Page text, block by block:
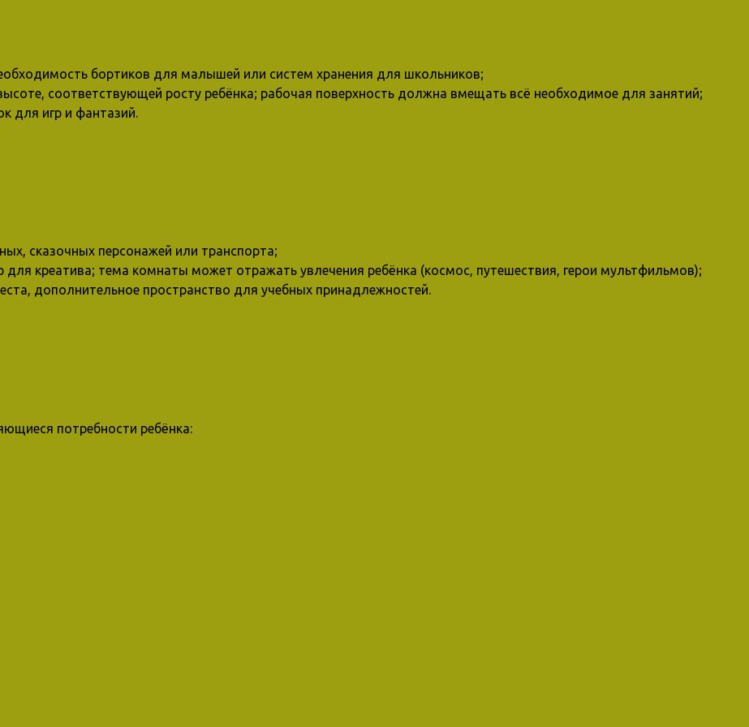
бортиков для малышей или систем хранения для школьников;
соответствующей росту ребёнка; рабочая поверхность должна вмещать всё необходимое для занятий;
для игр и фантазий.
сказочных персонажей или транспорта;
для креатива; тема комнаты может отражать увлечения ребёнка (космос, путешествия, герои мультфильмов);
дополнительное пространство для учебных принадлежностей.
потребности ребёнка: